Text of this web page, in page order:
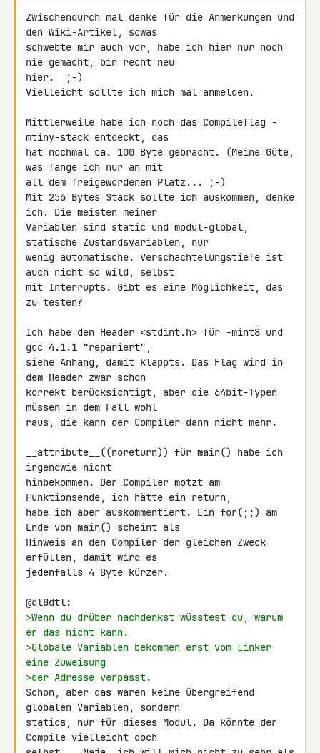
Zwischendurch mal danke für die Anmerkungen und
den Wiki-Artikel, sowas
schwebte mir auch vor, habe ich hier nur noch
nie gemacht, bin recht neu
hier.  ;-)
Vielleicht sollte ich mich mal anmelden.
Mittlerweile habe ich noch das Compileflag -
mtiny-stack entdeckt, das
hat nochmal ca. 100 Byte gebracht. (Meine Güte,
was fange ich nur an mit
all dem freigewordenen Platz... ;-)
Mit 256 Bytes Stack sollte ich auskommen, denke
ich. Die meisten meiner
Variablen sind static und modul-global,
statische Zustandsvariablen, nur
wenig automatische. Verschachtelungstiefe ist
auch nicht so wild, selbst
mit Interrupts. Gibt es eine Möglichkeit, das
zu testen?
Ich habe den Header <stdint.h> für -mint8 und
gcc 4.1.1 "repariert",
siehe Anhang, damit klappts. Das Flag wird in
dem Header zwar schon
korrekt berücksichtigt, aber die 64bit-Typen
müssen in dem Fall wohl
raus, die kann der Compiler dann nicht mehr.
__attribute__((noreturn)) für main() habe ich
irgendwie nicht
hinbekommen. Der Compiler motzt am
Funktionsende, ich hätte ein return,
habe ich aber auskommentiert. Ein for(;;) am
Ende von main() scheint als
Hinweis an den Compiler den gleichen Zweck
erfüllen, damit wird es
jedenfalls 4 Byte kürzer.
>Wenn du drüber nachdenkst wüsstest du, warum
er das nicht kann.
>Globale Variablen bekommen erst vom Linker
eine Zuweisung
>der Adresse verpasst.
Schon, aber das waren keine übergreifend
globalen Variablen, sondern
statics, nur für dieses Modul. Da könnte der
Compile vielleicht doch